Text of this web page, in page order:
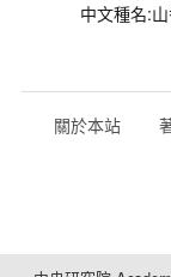
中文種名:
關於本站